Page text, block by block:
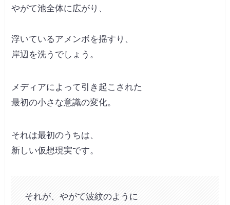
やがて池全体に広がり、
浮いているアメンボを揺すり、
岸辺を洗うでしょう。
メディアによって引き起こされた
最初の小さな意識の変化。
それは最初のうちは、
新しい仮想現実です。
それが、やがて波紋のように